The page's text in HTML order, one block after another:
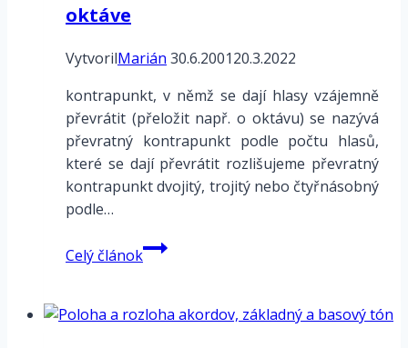
oktáve
VytvorilMarián 30.6.200120.3.2022
kontrapunkt, v němž se dají hlasy vzájemně
převrátit (přeložit např. o oktávu) se nazývá
převratný kontrapunkt podle počtu hlasů,
které se dají převrátit rozlišujeme převratný
kontrapunkt dvojitý, trojitý nebo čtyřnásobný
podle…
Celý článokDvojitý
prevratný
v